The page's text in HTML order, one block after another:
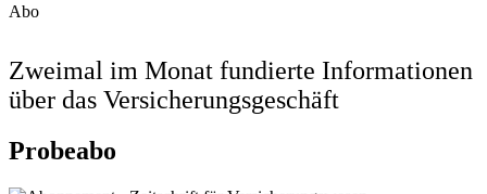
Abo
Zweimal im Monat fundierte Informationen
über das Versicherungsgeschäft
Probeabo